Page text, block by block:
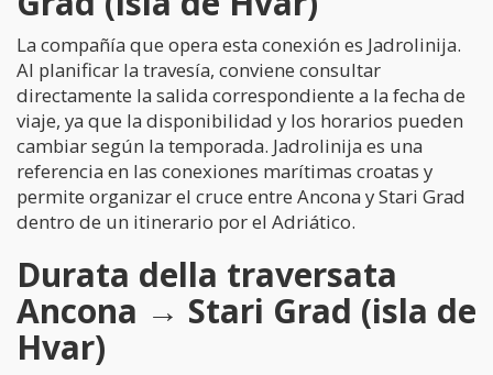
La compañía que opera esta conexión es Jadrolinija.
Al planificar la travesía, conviene consultar
directamente la salida correspondiente a la fecha de
viaje, ya que la disponibilidad y los horarios pueden
cambiar según la temporada. Jadrolinija es una
referencia en las conexiones marítimas croatas y
permite organizar el cruce entre Ancona y Stari Grad
dentro de un itinerario por el Adriático.
Durata della traversata
Ancona → Stari Grad (isla de
Hvar)